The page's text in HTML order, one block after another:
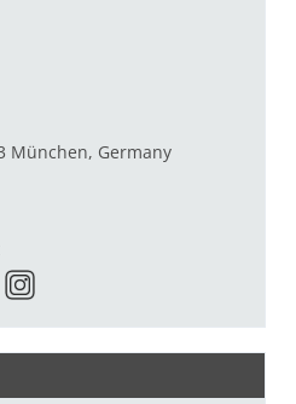
München, Germany